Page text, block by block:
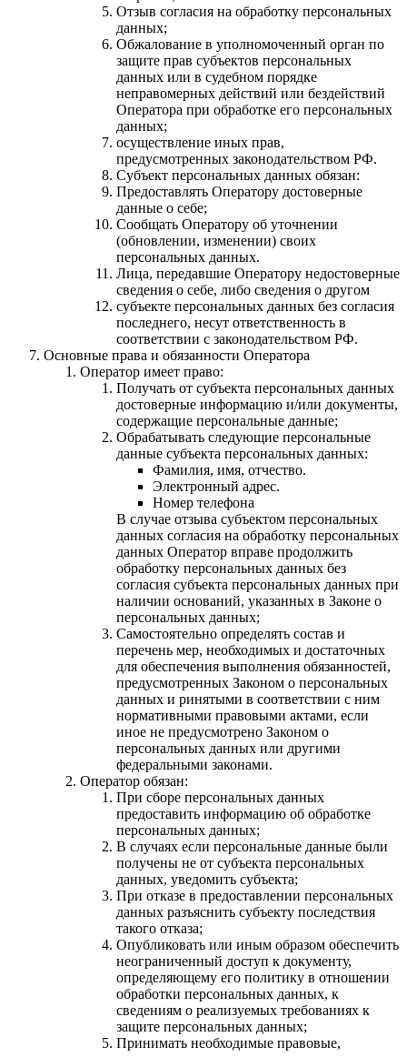
Отзыв согласия на обработку персональных
данных;
Обжалование в уполномоченный орган по
защите прав субъектов персональных
данных или в судебном порядке
неправомерных действий или бездействий
Оператора при обработке его персональных
данных;
осуществление иных прав,
предусмотренных законодательством РФ.
Субъект персональных данных обязан:
Предоставлять Оператору достоверные
данные о себе;
Сообщать Оператору об уточнении
(обновлении, изменении) своих
персональных данных.
Лица, передавшие Оператору недостоверные
сведения о себе, либо сведения о другом
субъекте персональных данных без согласия
последнего, несут ответственность в
соответствии с законодательством РФ.
Основные права и обязанности Оператора
Оператор имеет право:
Получать от субъекта персональных данных
достоверные информацию и/или документы,
содержащие персональные данные;
Обрабатывать следующие персональные
данные субъекта персональных данных:
Фамилия, имя, отчество.
Электронный адрес.
Номер телефона
В случае отзыва субъектом персональных
данных согласия на обработку персональных
данных Оператор вправе продолжить
обработку персональных данных без
согласия субъекта персональных данных при
наличии оснований, указанных в Законе о
персональных данных;
Самостоятельно определять состав и
перечень мер, необходимых и достаточных
для обеспечения выполнения обязанностей,
предусмотренных Законом о персональных
данных и ринятыми в соответствии с ним
нормативными правовыми актами, если
иное не предусмотрено Законом о
персональных данных или другими
федеральными законами.
Оператор обязан:
При сборе персональных данных
предоставить информацию об обработке
персональных данных;
В случаях если персональные данные были
получены не от субъекта персональных
данных, уведомить субъекта;
При отказе в предоставлении персональных
данных разъяснить субъекту последствия
такого отказа;
Опубликовать или иным образом обеспечить
неограниченный доступ к документу,
определяющему его политику в отношении
обработки персональных данных, к
сведениям о реализуемых требованиях к
защите персональных данных;
Принимать необходимые правовые,